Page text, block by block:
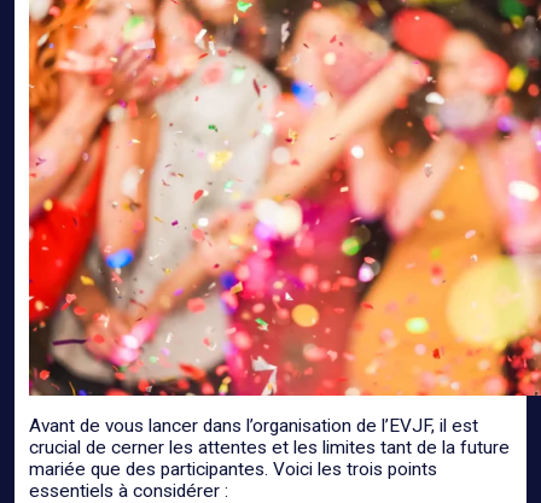
Avant de vous lancer dans l’organisation de l’EVJF, il est
crucial de cerner les attentes et les limites tant de la future
mariée que des participantes. Voici les trois points
essentiels à considérer :